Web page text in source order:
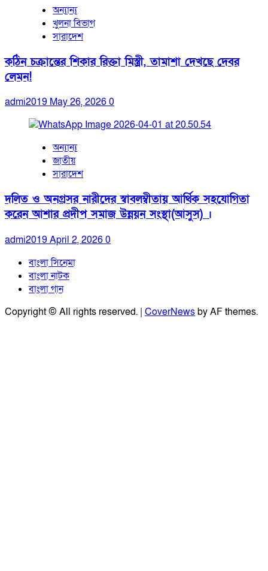
অন্যান্য
খুলনা বিভাগ
সারাদেশ
কঠিন চক্রান্তের শিকার রিক্তা মিস্ত্রী, তামাশা দেখছে দেবর
লেমন!
admi2019 May 26, 20260
অন্যান্য
জাতীয়
সারাদেশ
দলিত ও অনগ্রসর নারীদের স্বাবলম্বীতায় আর্থিক সহযোগিতা
করেন আশার প্রদীপ সমাজ উন্নয়ন সংস্থা(আসুস) ।
admi2019April 2, 20260
বাংলা সিনেমা
বাংলা নাটক
বাংলা গান
Copyright © All rights reserved. | CoverNewsby AF themes.